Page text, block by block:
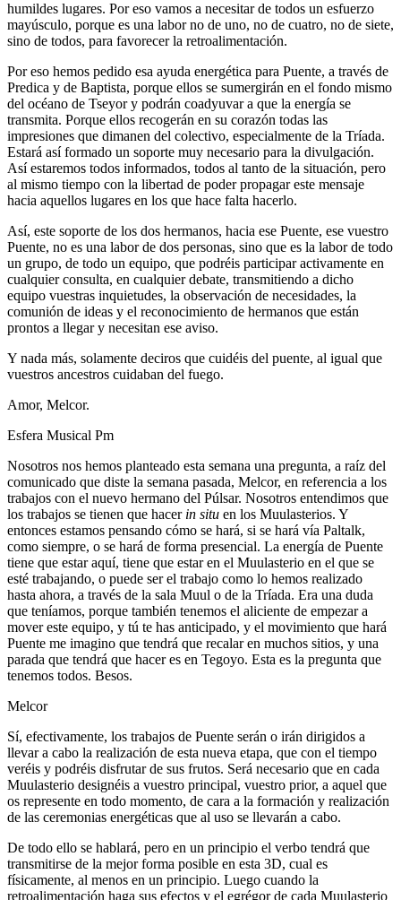
humildes lugares. Por eso vamos a necesitar de todos un esfuerzo
mayúsculo, porque es una labor no de uno, no de cuatro, no de siete,
sino de todos, para favorecer la retroalimentación.
Por eso hemos pedido esa ayuda energética para Puente, a través de
Predica y de Baptista, porque ellos se sumergirán en el fondo mismo
del océano de Tseyor y podrán coadyuvar a que la energía se
transmita. Porque ellos recogerán en su corazón todas las
impresiones que dimanen del colectivo, especialmente de la Tríada.
Estará así formado un soporte muy necesario para la divulgación.
Así estaremos todos informados, todos al tanto de la situación, pero
al mismo tiempo con la libertad de poder propagar este mensaje
hacia aquellos lugares en los que hace falta hacerlo.
Así, este soporte de los dos hermanos, hacia ese Puente, ese vuestro
Puente, no es una labor de dos personas, sino que es la labor de todo
un grupo, de todo un equipo, que podréis participar activamente en
cualquier consulta, en cualquier debate, transmitiendo a dicho
equipo vuestras inquietudes, la observación de necesidades, la
comunión de ideas y el reconocimiento de hermanos que están
prontos a llegar y necesitan ese aviso.
Y nada más, solamente deciros que cuidéis del puente, al igual que
vuestros ancestros cuidaban del fuego.
Amor, Melcor.
Esfera Musical Pm
Nosotros nos hemos planteado esta semana una pregunta, a raíz del
comunicado que diste la semana pasada, Melcor, en referencia a los
trabajos con el nuevo hermano del Púlsar. Nosotros entendimos que
los trabajos se tienen que hacer in situ en los Muulasterios. Y
entonces estamos pensando cómo se hará, si se hará vía Paltalk,
como siempre, o se hará de forma presencial. La energía de Puente
tiene que estar aquí, tiene que estar en el Muulasterio en el que se
esté trabajando, o puede ser el trabajo como lo hemos realizado
hasta ahora, a través de la sala Muul o de la Tríada. Era una duda
que teníamos, porque también tenemos el aliciente de empezar a
mover este equipo, y tú te has anticipado, y el movimiento que hará
Puente me imagino que tendrá que recalar en muchos sitios, y una
parada que tendrá que hacer es en Tegoyo. Esta es la pregunta que
tenemos todos. Besos.
Melcor
Sí, efectivamente, los trabajos de Puente serán o irán dirigidos a
llevar a cabo la realización de esta nueva etapa, que con el tiempo
veréis y podréis disfrutar de sus frutos. Será necesario que en cada
Muulasterio designéis a vuestro principal, vuestro prior, a aquel que
os represente en todo momento, de cara a la formación y realización
de las ceremonias energéticas que al uso se llevarán a cabo.
De todo ello se hablará, pero en un principio el verbo tendrá que
transmitirse de la mejor forma posible en esta 3D, cual es
físicamente, al menos en un principio. Luego cuando la
retroalimentación haga sus efectos y el egrégor de cada Muulasterio